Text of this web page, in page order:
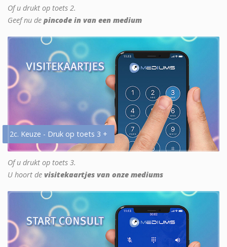
Of u drukt op toets 2.
Geef nu de pincode in van een medium
2c. Keuze - Druk op toets 3 +
Of u drukt op toets 3.
U hoort de visitekaartjes van onze mediums